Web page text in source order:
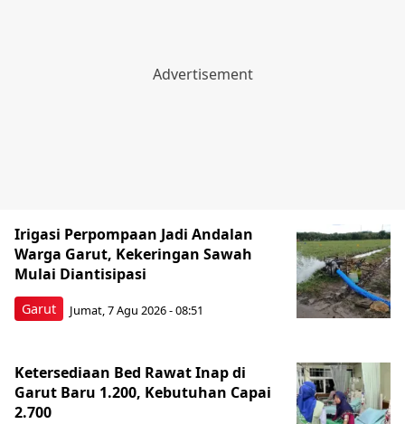
Garut
Irigasi Perpompaan Jadi Andalan
Warga Garut, Kekeringan Sawah
Mulai Diantisipasi
Jumat, 7 Agu 2026 - 08:51
Ketersediaan Bed Rawat Inap di
Garut Baru 1.200, Kebutuhan Capai
2.700